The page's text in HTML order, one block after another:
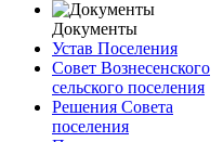
Документы
Устав Поселения
Совет Вознесенского
сельского поселения
Решения Совета
поселения